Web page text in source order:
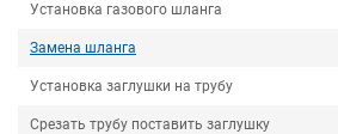
Установка газового шланга
Замена шланга
Установка заглушки на трубу
Срезать трубу поставить заглушку